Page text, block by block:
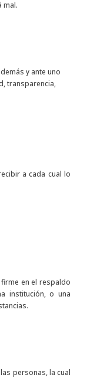
mal.
y ante uno
transparencia,
a cada cual lo
en el respaldo
institución, o una
personas, la cual